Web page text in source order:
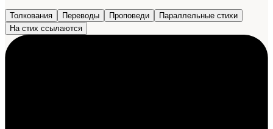
Толкования Переводы Проповеди
Параллельные стихи
На стих ссылаются